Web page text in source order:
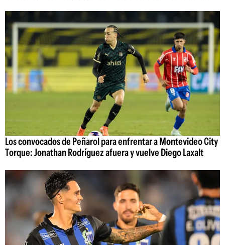
Los convocados de Peñarol para enfrentar a Montevideo City
Torque: Jonathan Rodríguez afuera y vuelve Diego Laxalt